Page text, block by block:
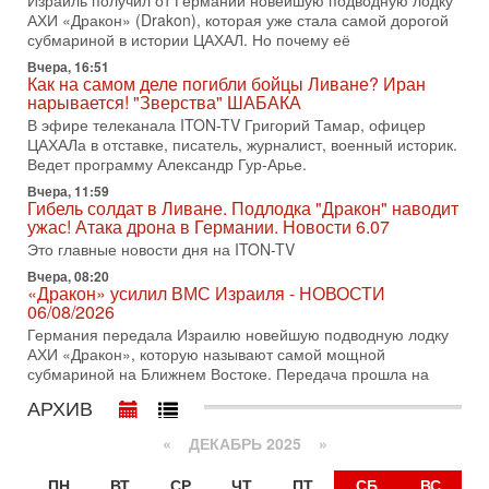
31-07-2026, 17:00
Тайны закрытых дверей: о чём на самом деле
молчат Трамп и Нетаньяху?
Недавний визит премьер-министра Израиля Биньямина
Нетаньяху в США и его встреча с Дональдом Трампом
оставили больше вопросов, чем ответов. Полная
31-07-2026, 15:18
Иран готовит покушение на Нетаниягу! Трамп не
хочет эскалации, но КСИР готовит взрыв!
В эфире телеканала ITON-TV СЕРГЕЙ МИГДАЛЬ, эксперт
по вопросам безопасности, офицер запаса
Международного управления полиции Израиля, автор
Битва за разоружение ХАМАСа - НОВОСТИ
31/07/2026
Сегодня президент США Дональд Трамп заявил о
достижении исторического соглашения о полном
разоружении ХАМАСа и других вооруженных группировок в
Иран доведет Трампа до крайних мер? Разбор и
оценка от военного обозревателя Давида Шарпа
Ситуация вокруг противостояния Ирана и США накаляется
с каждым днем. Почему Трамп в самый последний момент
АХИ «Дракон» (Drakon), которая уже стала самой дорогой
субмариной в истории ЦАХАЛ. Но почему её
Вчера, 16:51
Как на самом деле погибли бойцы Ливане? Иран
нарывается! "Зверства" ШАБАКА
В эфире телеканала ITON-TV Григорий Тамар, офицер
ЦАХАЛа в отставке, писатель, журналист, военный историк.
Ведет программу Александр Гур-Арье.
Вчера, 11:59
Гибель солдат в Ливане. Подлодка "Дракон" наводит
ужас! Атака дрона в Германии. Новости 6.07
Это главные новости дня на ITON-TV
Вчера, 08:20
«Дракон» усилил ВМС Израиля - НОВОСТИ
06/08/2026
Германия передала Израилю новейшую подводную лодку
АХИ «Дракон», которую называют самой мощной
субмариной на Ближнем Востоке. Передача прошла на
АРХИВ
« ДЕКАБРЬ 2025 »